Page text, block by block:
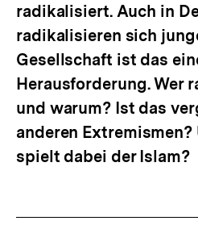
radikalisiert. Auch in
radikalisieren sich
Gesellschaft ist das
Herausforderung. Wer
und warum? Ist das
anderen
spielt dabei der Islam?